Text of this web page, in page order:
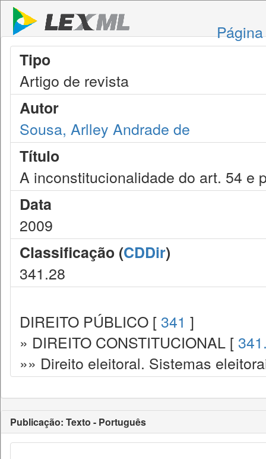
Tipo
Artigo de revista
Autor
Sousa, Arlley Andrade de
Título
A inconstitucionalidade do art. 54 e
Data
2009
Classificação (CDDir)
341.28
DIREITO PÚBLICO [ 341 ]
» DIREITO CONSTITUCIONAL [
»» Direito eleitoral. Sistemas
Publicação: Texto - Português